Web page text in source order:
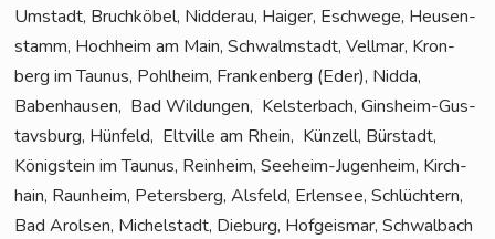
Umstadt, Bruch­kö­bel, Nid­der­au, Hai­ger, Esch­we­ge, Heu­sen­
stamm, Hoch­heim am Main, Schwalm­stadt, Vell­mar, Kron­
berg im Tau­nus, Pohl­heim, Fran­ken­berg (Eder), Nid­da,
Baben­hau­sen, Bad Wil­dun­gen, Kels­ter­bach, Gins­heim-Gus­
tavs­burg, Hün­feld, Elt­ville am Rhein, Kün­zell, Bür­stadt,
König­stein im Tau­nus, Rein­heim, See­heim-Jugenheim, Kirch­
hain, Raun­heim, Peters­berg, Als­feld, Erlen­see, Schlüch­tern,
Bad Arol­sen, Michel­stadt, Die­burg, Hof­geis­mar, Schwal­bach